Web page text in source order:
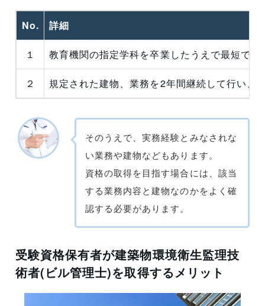
No. 詳細
１ 教育機関の指定学科を卒業したうえで最短で
２ 規定された建物、業務を2年間継続して行い、
そのうえで、実務経験とみなされな
い業務や建物などもあります。
資格の取得を目指す場合には、該当
する業務内容と建物なのかをよく確
認する必要があります。
受験資格保有者が建築物環境衛生監理技
術者(ビル管理士)を取得するメリット